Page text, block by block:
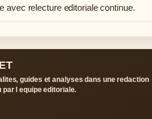
avec relecture editoriale continue.
guides et analyses dans une redaction
l equipe editoriale.